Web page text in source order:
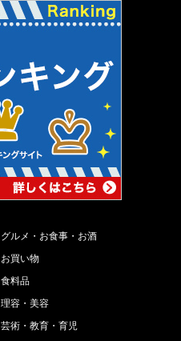
グルメ・お食事・お酒
お買い物
食料品
理容・美容
芸術・教育・育児